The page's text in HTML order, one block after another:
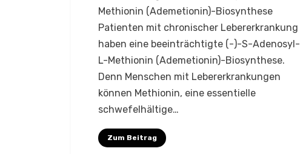
Methionin (Ademetionin)-Biosynthese
Patienten mit chronischer Lebererkrankung
haben eine beeinträchtigte (-)-S-Adenosyl-
L-Methionin (Ademetionin)-Biosynthese.
Denn Menschen mit Lebererkrankungen
können Methionin, eine essentielle
schwefelhältige…
Zum Beitrag